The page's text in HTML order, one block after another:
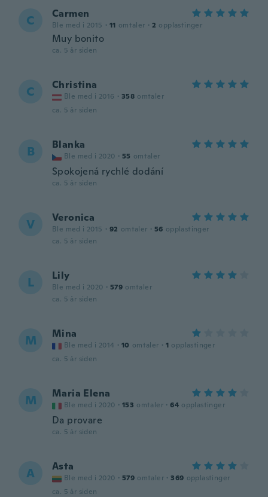
C Carmen
Ble med i 2015 · 11 omtaler · 2 opplastinger
Muy bonito
ca. 5 år siden
C Christina
Ble med i 2016 · 358 omtaler
ca. 5 år siden
B Blanka
Ble med i 2020 · 55 omtaler
Spokojená rychlé dodání
ca. 5 år siden
V Veronica
Ble med i 2015 · 92 omtaler · 56 opplastinger
ca. 5 år siden
L Lily
Ble med i 2020 · 579 omtaler
ca. 5 år siden
M Mina
Ble med i 2014 · 10 omtaler · 1 opplastinger
ca. 5 år siden
M Maria Elena
Ble med i 2020 · 153 omtaler · 64 opplastinger
Da provare
ca. 5 år siden
A Asta
Ble med i 2020 · 579 omtaler · 369 opplastinger
ca. 5 år siden